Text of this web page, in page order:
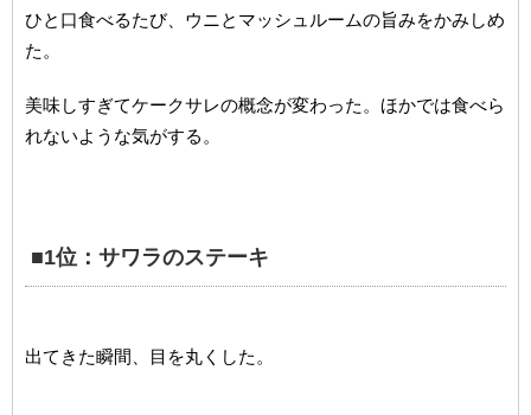
ひと口食べるたび、ウニとマッシュルームの旨みをかみしめ
た。
美味しすぎてケークサレの概念が変わった。ほかでは食べら
れないような気がする。
■1位：サワラのステーキ
出てきた瞬間、目を丸くした。